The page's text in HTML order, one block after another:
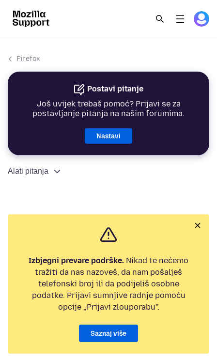
Firefox
Postavi pitanje
Još uvijek trebaš pomoć? Prijavi se za
postavljanje pitanja na našim forumima.
Nastavi
Alati pitanja
Izbjegni prevare podrške. Nikad te nećemo
tražiti da nas nazoveš, da nam pošalješ
telefonski broj ili da podijeliš osobne
podatke. Prijavi sumnjive radnje pomoću
opcije „Prijavi zlouporabu”.
Saznaj više